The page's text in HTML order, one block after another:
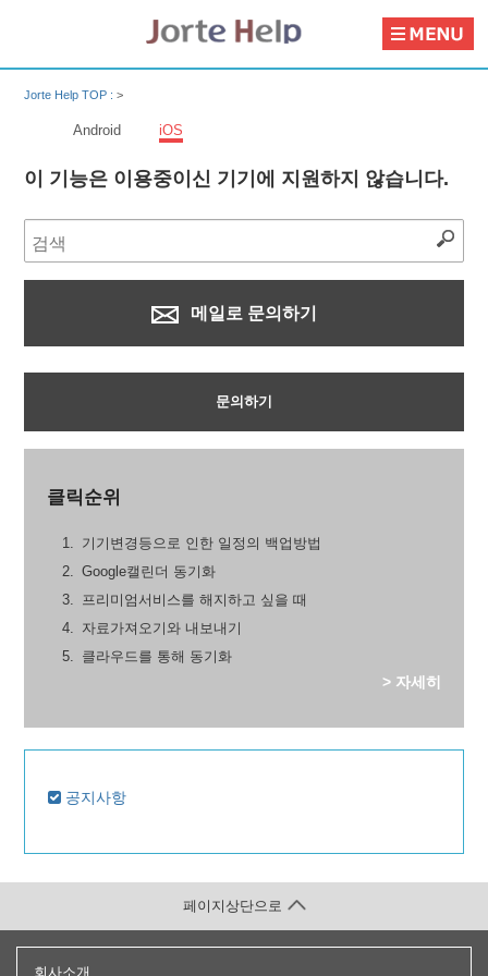
Jorte Help TOP :>
Android iOS
이 기능은 이용중이신 기기에 지원하지 않습니다.
메일로 문의하기
문의하기
클릭순위
기기변경등으로 인한 일정의 백업방법
Google캘린더 동기화
프리미엄서비스를 해지하고 싶을 때
자료가져오기와 내보내기
클라우드를 통해 동기화
> 자세히
공지사항
회사소개
페이지상단으로